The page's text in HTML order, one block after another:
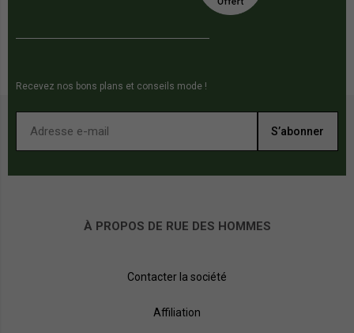
Recevez nos bons plans et conseils mode !
S’abonner
À PROPOS DE RUE DES HOMMES
Contacter la société
Affiliation